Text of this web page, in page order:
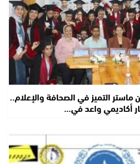
ماستر التميز في الصحافة والإعلام..
واعد في…